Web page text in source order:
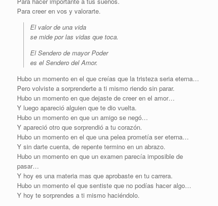
Para creer en vos y valorarte.
El valor de una vida
se mide por las vidas que toca.
El Sendero de mayor Poder
es el Sendero del Amor.
Hubo un momento en el que creías que la tristeza seria eterna…
Pero volviste a sorprenderte a ti mismo riendo sin parar.
Hubo un momento en que dejaste de creer en el amor…
Y luego apareció alguien que te dio vuelta.
Hubo un momento en que un amigo se negó…
Y apareció otro que sorprendió a tu corazón.
Hubo un momento en el que una pelea prometía ser eterna…
Y sin darte cuenta, de repente termino en un abrazo.
Hubo un momento en que un examen parecía imposible de
pasar…
Y hoy es una materia mas que aprobaste en tu carrera.
Hubo un momento el que sentiste que no podías hacer algo…
Y hoy te sorprendes a ti mismo haciéndolo.